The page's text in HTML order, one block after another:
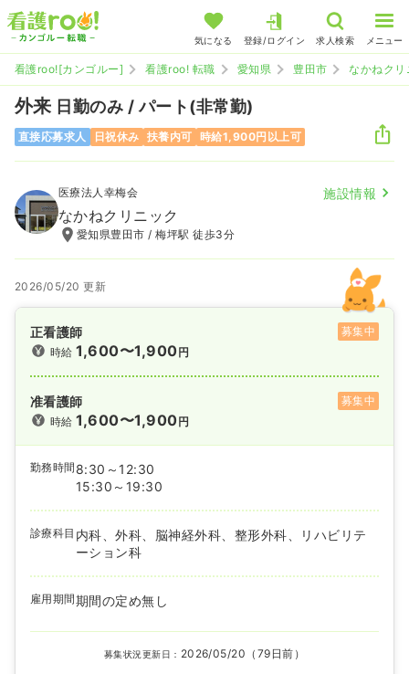
気になる 登録/ログイン 求人検索 メニュー
看護roo![カンゴルー] 看護roo! 転職 愛知県 豊田市 なかねク
外来 日勤のみ / パート(非常勤)
直接応募求人 日祝休み 扶養内可 時給1,900円以上可
医療法人幸梅会 施設情報
なかねクリニック
愛知県豊田市 / 梅坪駅 徒歩3分
2026/05/20 更新
正看護師
募集中
時給1,600〜1,900円
准看護師
募集中
時給1,600〜1,900円
勤務時間 8:30～12:30
15:30～19:30
診療科目 内科、外科、脳神経外科、整形外科、リハビリテ
ーション科
雇用期間期間の定め無し
募集状況更新日： 2026/05/20（79日前）